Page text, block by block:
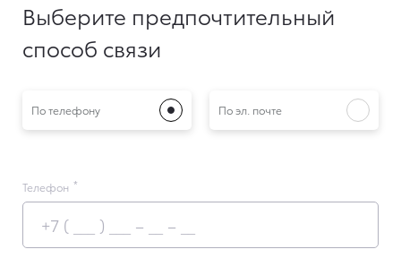
Выберите предпочтительный
способ связи
По телефону По эл. почте
Телефон